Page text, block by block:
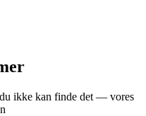
ikke kan finde det — vores